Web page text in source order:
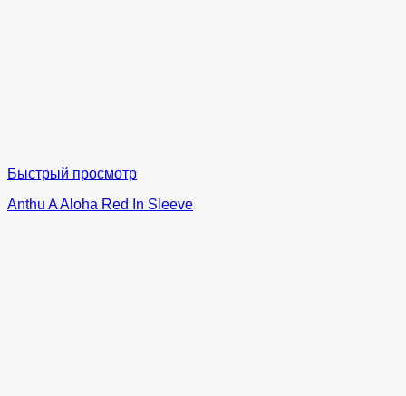
Быстрый просмотр
Anthu A Aloha Red In Sleeve